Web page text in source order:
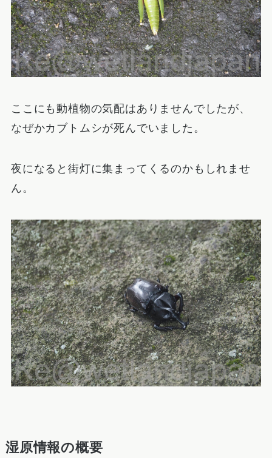
ここにも動植物の気配はありませんでしたが、
なぜかカブトムシが死んでいました。
夜になると街灯に集まってくるのかもしれませ
ん。
湿原情報の概要